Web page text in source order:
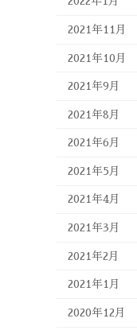
2021年11月
2021年10月
2021年9月
2021年8月
2021年6月
2021年5月
2021年4月
2021年3月
2021年2月
2021年1月
2020年12月